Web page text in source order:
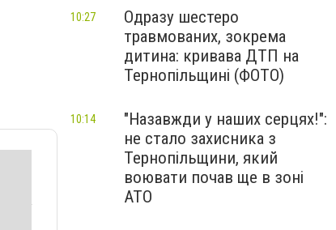
Одразу шестеро
травмованих, зокрема
дитина: кривава ДТП на
Тернопільщині (ФОТО)
10:27
"Назавжди у наших серцях!":
не стало захисника з
Тернопільщини, який
воювати почав ще в зоні
АТО
10:14